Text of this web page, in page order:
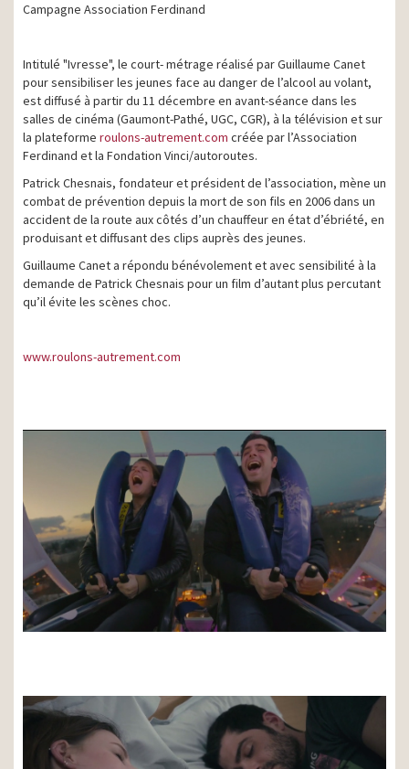
Campagne Association Ferdinand
Intitulé "Ivresse", le court- métrage réalisé par Guillaume Canet
pour sensibiliser les jeunes face au danger de l’alcool au volant,
est diffusé à partir du 11 décembre en avant-séance dans les
salles de cinéma (Gaumont-Pathé, UGC, CGR), à la télévision et sur
la plateforme roulons-autrement.com créée par l’Association
Ferdinand et la Fondation Vinci/autoroutes.
Patrick Chesnais, fondateur et président de l’association, mène un
combat de prévention depuis la mort de son fils en 2006 dans un
accident de la route aux côtés d’un chauffeur en état d’ébriété, en
produisant et diffusant des clips auprès des jeunes.
Guillaume Canet a répondu bénévolement et avec sensibilité à la
demande de Patrick Chesnais pour un film d’autant plus percutant
qu’il évite les scènes choc.
www.roulons-autrement.com